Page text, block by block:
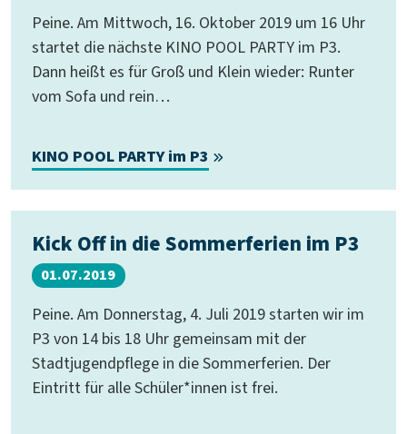
Peine. Am Mittwoch, 16. Oktober 2019 um 16 Uhr
startet die nächste KINO POOL PARTY im P3.
Dann heißt es für Groß und Klein wieder: Runter
vom Sofa und rein…
KINO POOL PARTY im P3
Kick Off in die Sommerferien im P3
01.07.2019
Peine. Am Donnerstag, 4. Juli 2019 starten wir im
P3 von 14 bis 18 Uhr gemeinsam mit der
Stadtjugendpflege in die Sommerferien. Der
Eintritt für alle Schüler*innen ist frei.